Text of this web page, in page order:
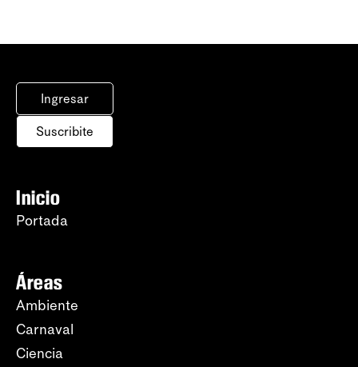
Ingresar
Suscribite
Inicio
Portada
Áreas
Ambiente
Carnaval
Ciencia